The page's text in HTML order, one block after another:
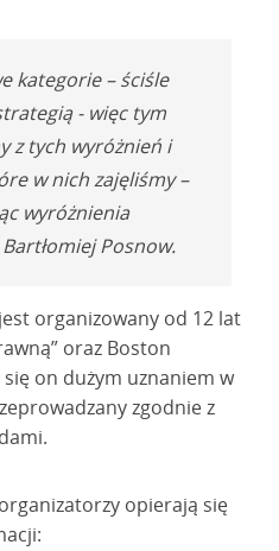
kategorie – ściśle
- więc tym
z tych wyróżnień i
w nich zajęliśmy –
wyróżnienia
Posnow.
organizowany od 12 lat
oraz Boston
on dużym uznaniem w
zgodnie z
opierają się